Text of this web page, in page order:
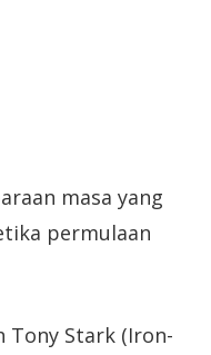
masa yang
permulaan
Tony Stark (Iron-